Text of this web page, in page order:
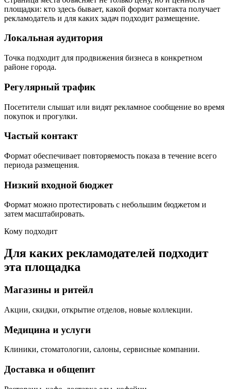
площадки: кто здесь бывает, какой формат контакта получает
рекламодатель и для каких задач подходит размещение.
Локальная аудитория
Точка подходит для продвижения бизнеса в конкретном
районе города.
Регулярный трафик
Посетители слышат или видят рекламное сообщение во время
покупок и прогулки.
Частый контакт
Формат обеспечивает повторяемость показа в течение всего
периода размещения.
Низкий входной бюджет
Формат можно протестировать с небольшим бюджетом и
затем масштабировать.
Кому подходит
Для каких рекламодателей подходит
эта площадка
Магазины и ритейл
Акции, скидки, открытие отделов, новые коллекции.
Медицина и услуги
Клиники, стоматологии, салоны, сервисные компании.
Доставка и общепит